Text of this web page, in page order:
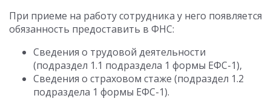
При приеме на работу сотрудника у него появляется
обязанность предоставить в ФНС:
Сведения о трудовой деятельности
(подраздел 1.1 подраздела 1 формы ЕФС-1),
Сведения о страховом стаже (подраздел 1.2
подраздела 1 формы ЕФС-1).